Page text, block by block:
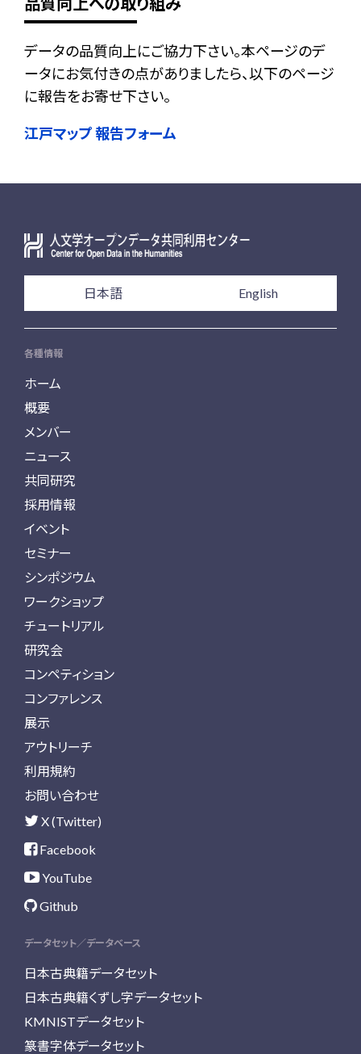
データの品質向上にご協力下さい。本ページのデ
ータにお気付きの点がありましたら、以下のページ
に報告をお寄せ下さい。
江戸マップ 報告フォーム
日本語 English
各種情報
ホーム
概要
メンバー
ニュース
共同研究
採用情報
イベント
セミナー
シンポジウム
ワークショップ
チュートリアル
研究会
コンペティション
コンファレンス
展示
アウトリーチ
利用規約
お問い合わせ
X (Twitter)
Facebook
YouTube
Github
データセット／データベース
日本古典籍データセット
日本古典籍くずし字データセット
KMNISTデータセット
篆書字体データセット